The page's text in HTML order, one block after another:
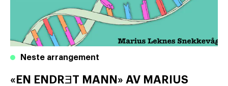
Neste arrangement
«EN ENDRƎT MANN» AV MARIUS